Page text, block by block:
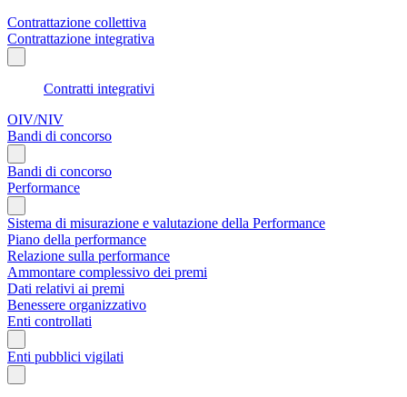
Contrattazione collettiva
Contrattazione integrativa
Contratti integrativi
OIV/NIV
Bandi di concorso
Bandi di concorso
Performance
Sistema di misurazione e valutazione della Performance
Piano della performance
Relazione sulla performance
Ammontare complessivo dei premi
Dati relativi ai premi
Benessere organizzativo
Enti controllati
Enti pubblici vigilati